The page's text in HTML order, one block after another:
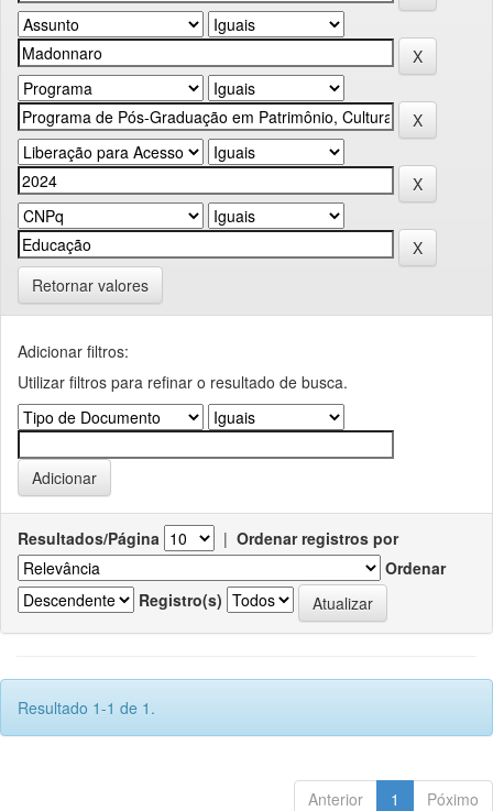
Retornar valores
Adicionar filtros:
Utilizar filtros para refinar o resultado de busca.
Resultados/Página | Ordenar registros por
Ordenar
Registro(s)
Resultado 1-1 de 1.
Anterior 1 Póximo